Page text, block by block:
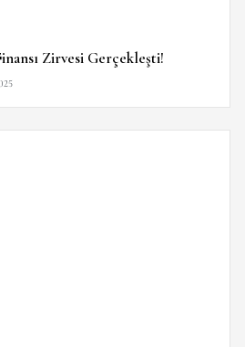
Zirvesi Gerçekleşti!